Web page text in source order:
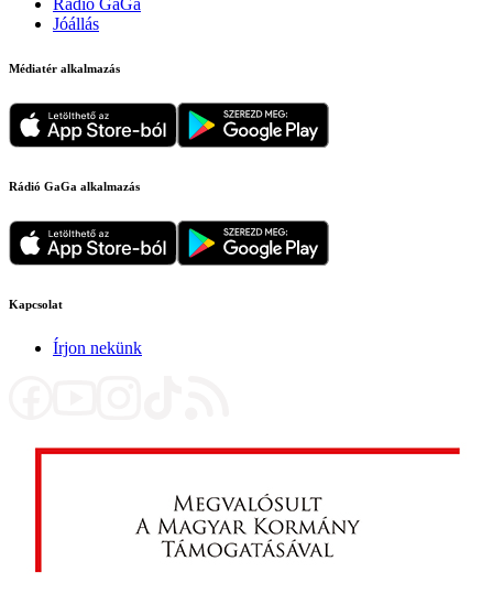
Rádió GaGa
Jóállás
Médiatér alkalmazás
Rádió GaGa alkalmazás
Kapcsolat
Írjon nekünk